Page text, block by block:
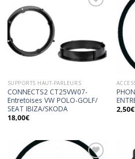
wishlist
SUPPORTS HAUT-PARLEURS
CONNECTS2 CT25VW07-
Entretoises VW POLO-GOLF/
SEAT IBIZA/SKODA
18,00€
2,50€